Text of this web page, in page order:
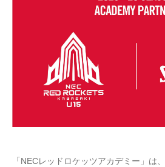
「NECレッドロケッツアカデミー」は